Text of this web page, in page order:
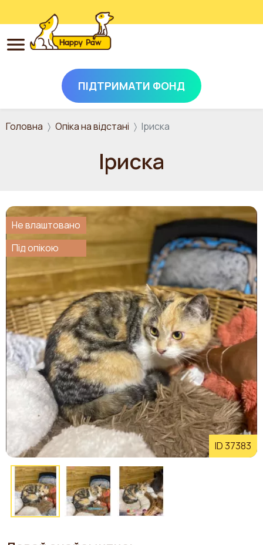
Перейти до основного вмісту
ПІДТРИМАТИ ФОНД
Головна Опіка на відстані Іриска
Іриска
ID 37383
Не влаштовано
Під опікою